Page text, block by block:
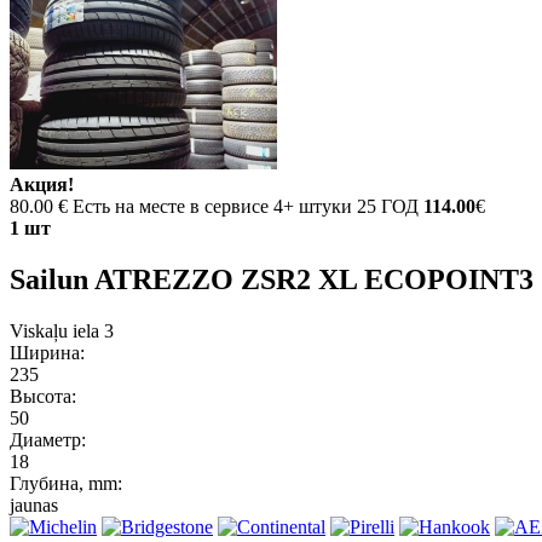
Акция!
80.00 € Есть на месте в сервисе 4+ штуки 25 ГОД 114.00€
1 шт
Sailun ATREZZO ZSR2 XL ECOPOINT3
Viskaļu iela 3
Ширина:
235
Высота:
50
Диаметр:
18
Глубина, mm:
jaunas